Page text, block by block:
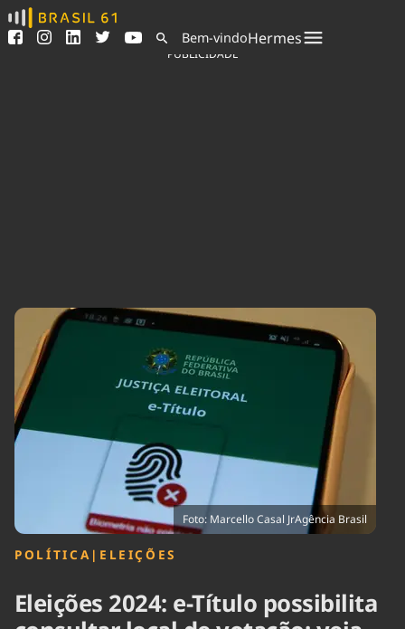
Ver todas as notícias
Podcasts
Indicadores
Agronegócios
Brasil
Brasil Mineral
Ciência &
Tecnologia
Cinema
Comportamento
Cultura
Economia
Educação
Infraestrutura
Meio Ambiente
Saúde
Bem-vindoHermes
PUBLICIDADE
Foto: Marcello Casal JrAgência Brasil
POLÍTICA | ELEIÇÕES
Eleições 2024: e-Título possibilita